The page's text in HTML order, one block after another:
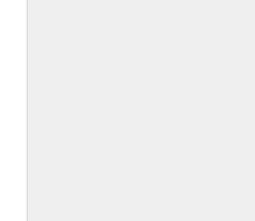
le code dans le Presse-papiers
le code dans le Presse-papiers